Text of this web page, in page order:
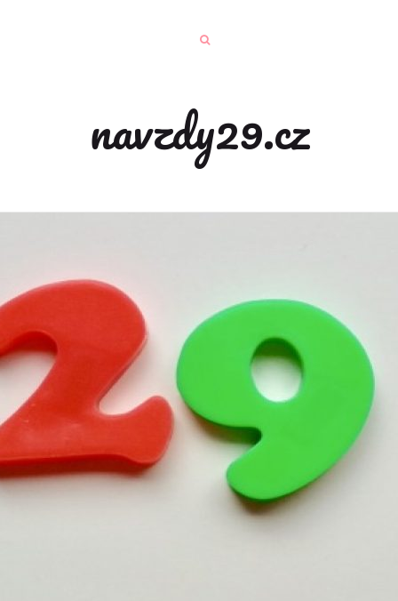
navzdy29.cz